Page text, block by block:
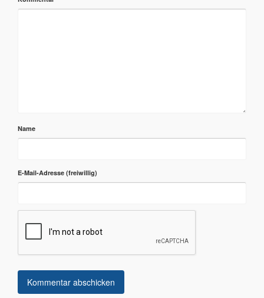
Name
E-Mail-Adresse